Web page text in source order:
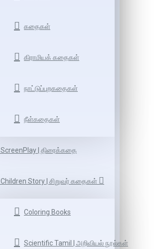
கதைகள்
கிராமியக் கதைகள்
நாட்டுப்புறகதைகள்
நீள்கதைகள்
ScreenPlay | திரைக்கதை
Children Story | சிறுவர் கதைகள்
Coloring Books
Scientific Tamil | அறிவியல் நூல்கள்